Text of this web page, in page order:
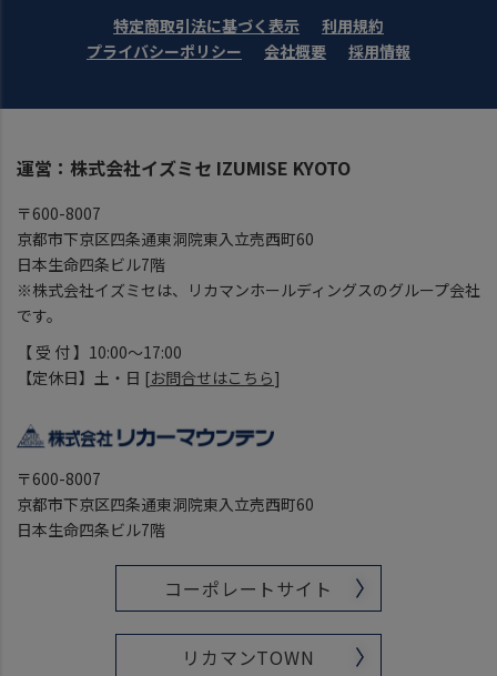
特定商取引法に基づく表示
利用規約
プライバシーポリシー
会社概要 採用情報
運営：株式会社イズミセ IZUMISE KYOTO
〒600-8007
京都市下京区四条通東洞院東入立売西町60
日本生命四条ビル7階
※株式会社イズミセは、リカマンホールディングスのグループ会社
です。
【 受 付 】10:00～17:00
【定休日】土・日 [お問合せはこちら]
〒600-8007
京都市下京区四条通東洞院東入立売西町60
日本生命四条ビル7階
コーポレートサイト
リカマンTOWN